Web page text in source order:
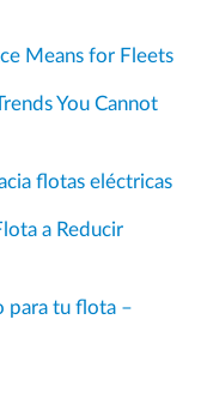
Means for Fleets
You Cannot
flotas eléctricas
a Reducir
para tu flota –